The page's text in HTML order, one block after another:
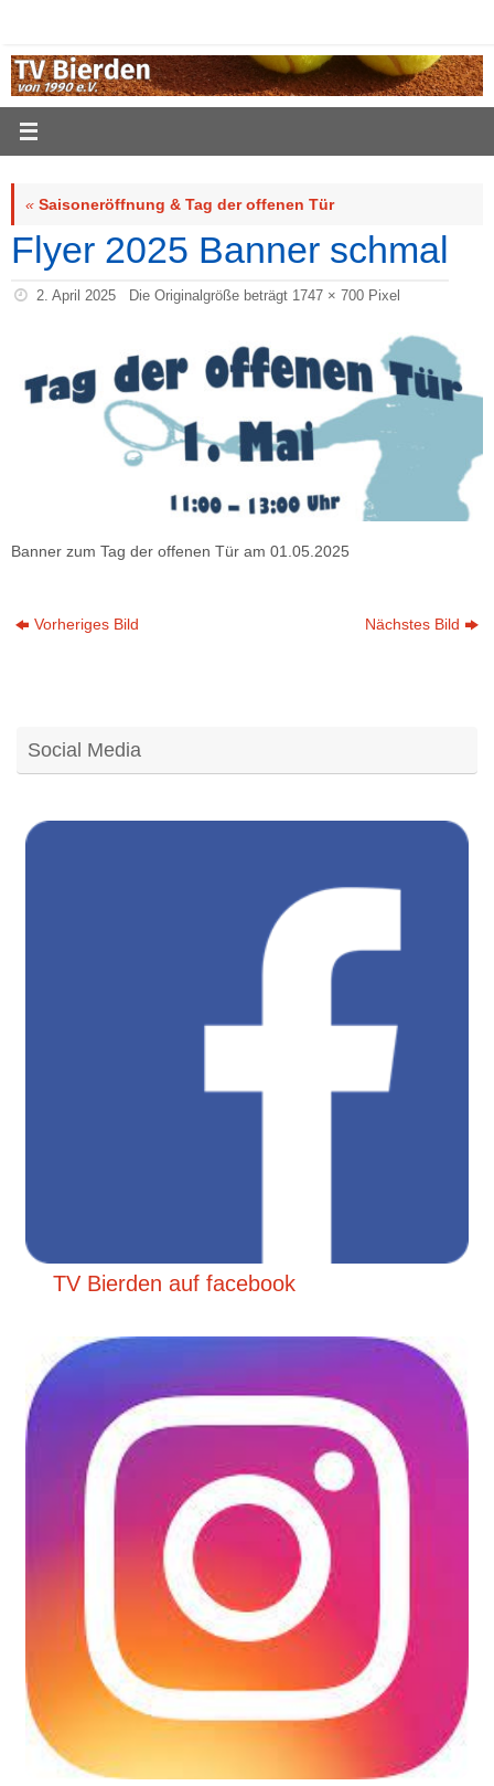
springen
« Saisoneröffnung & Tag der offenen Tür
Flyer 2025 Banner schmal
2. April 2025 Die Originalgröße beträgt 1747 × 700Pixel
Banner zum Tag der offenen Tür am 01.05.2025
Vorheriges Bild Nächstes Bild
Social Media
TV Bierden auf facebook